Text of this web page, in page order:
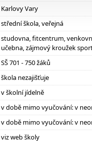
Karlovy Vary
střední škola, veřejná
studovna, fitcentrum,
učebna, zájmový kroužek
SŠ 701 - 750 žáků
škola nezajišťuje
v školní jídelně
v době mimo vyučování: v
v době mimo vyučování: v
viz web školy